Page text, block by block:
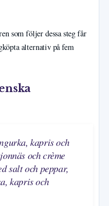
som följer dessa steg får
alternativ på fem
kapris och
och crème
salt och peppar,
kapris och